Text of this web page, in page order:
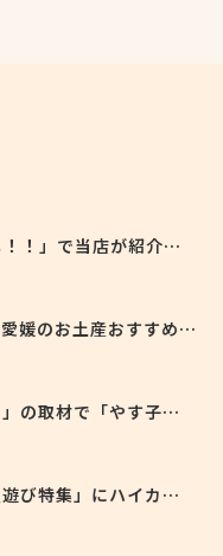
TBS「バナナマンのせっかくグルメ！！」で当店が紹介されました
Amebaチョイスの「【2024年版】愛媛のお土産おすすめ20選！お菓子・雑貨・飲み物まで徹底ガイド 」で当店の「丸ごとみかんチーズケエキ」が紹介されました
フジテレビ系列「下を向いて歩こう」の取材で「やす子」さんご来店
タウン情報まつやまさん「四国の夏遊び特集」にハイカラソーダが取り上げられました